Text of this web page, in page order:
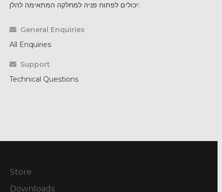
יכולים לפתוח פניה למחלקה המתאימה להלן:
General Enquiries
All Enquiries
Support
Technical Questions
Store
Downloads